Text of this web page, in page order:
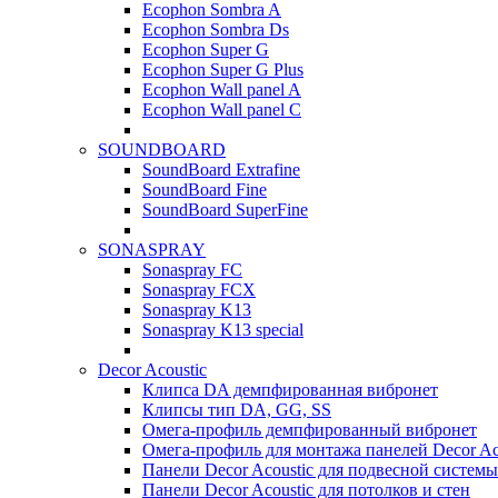
Ecophon Sombra A
Ecophon Sombra Ds
Ecophon Super G
Ecophon Super G Plus
Ecophon Wall panel A
Ecophon Wall panel C
SOUNDBOARD
SoundBoard Extrafine
SoundBoard Fine
SoundBoard SuperFine
SONASPRAY
Sonaspray FC
Sonaspray FCX
Sonaspray K13
Sonaspray K13 special
Decor Acoustic
Клипса DA демпфированная вибронет
Клипсы тип DA, GG, SS
Омега-профиль демпфированный вибронет
Омега-профиль для монтажа панелей Decor
Панели Decor Acoustic для подвесной системы
Панели Decor Acoustic для потолков и стен